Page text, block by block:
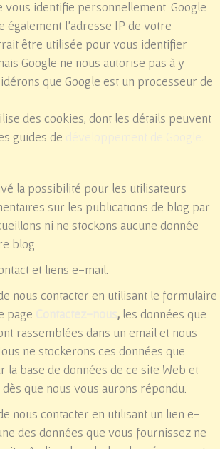
vous identifie personnellement. Google
également l'adresse IP de votre
être utilisée pour vous identifier
Google ne nous autorise pas à y
que Google est un processeur de
des cookies, dont les détails peuvent
guides de
la possibilité pour les utilisateurs
sur les publications de blog par
ni ne stockons aucune donnée
blog.
et liens e-mail.
nous contacter en utilisant le formulaire
page
, les données que
rassemblées dans un email et nous
ne stockerons ces données que
la base de données de ce site Web et
que nous vous aurons répondu.
nous contacter en utilisant un lien e-
des données que vous fournissez ne